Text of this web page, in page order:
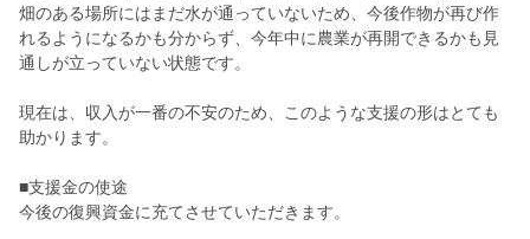
畑のある場所にはまだ水が通っていないため、今後作物が再び作
れるようになるかも分からず、今年中に農業が再開できるかも見
通しが立っていない状態です。
現在は、収入が一番の不安のため、このような支援の形はとても
助かります。
■支援金の使途
今後の復興資金に充てさせていただきます。